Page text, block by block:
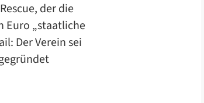
der die
„staatliche
Der Verein sei